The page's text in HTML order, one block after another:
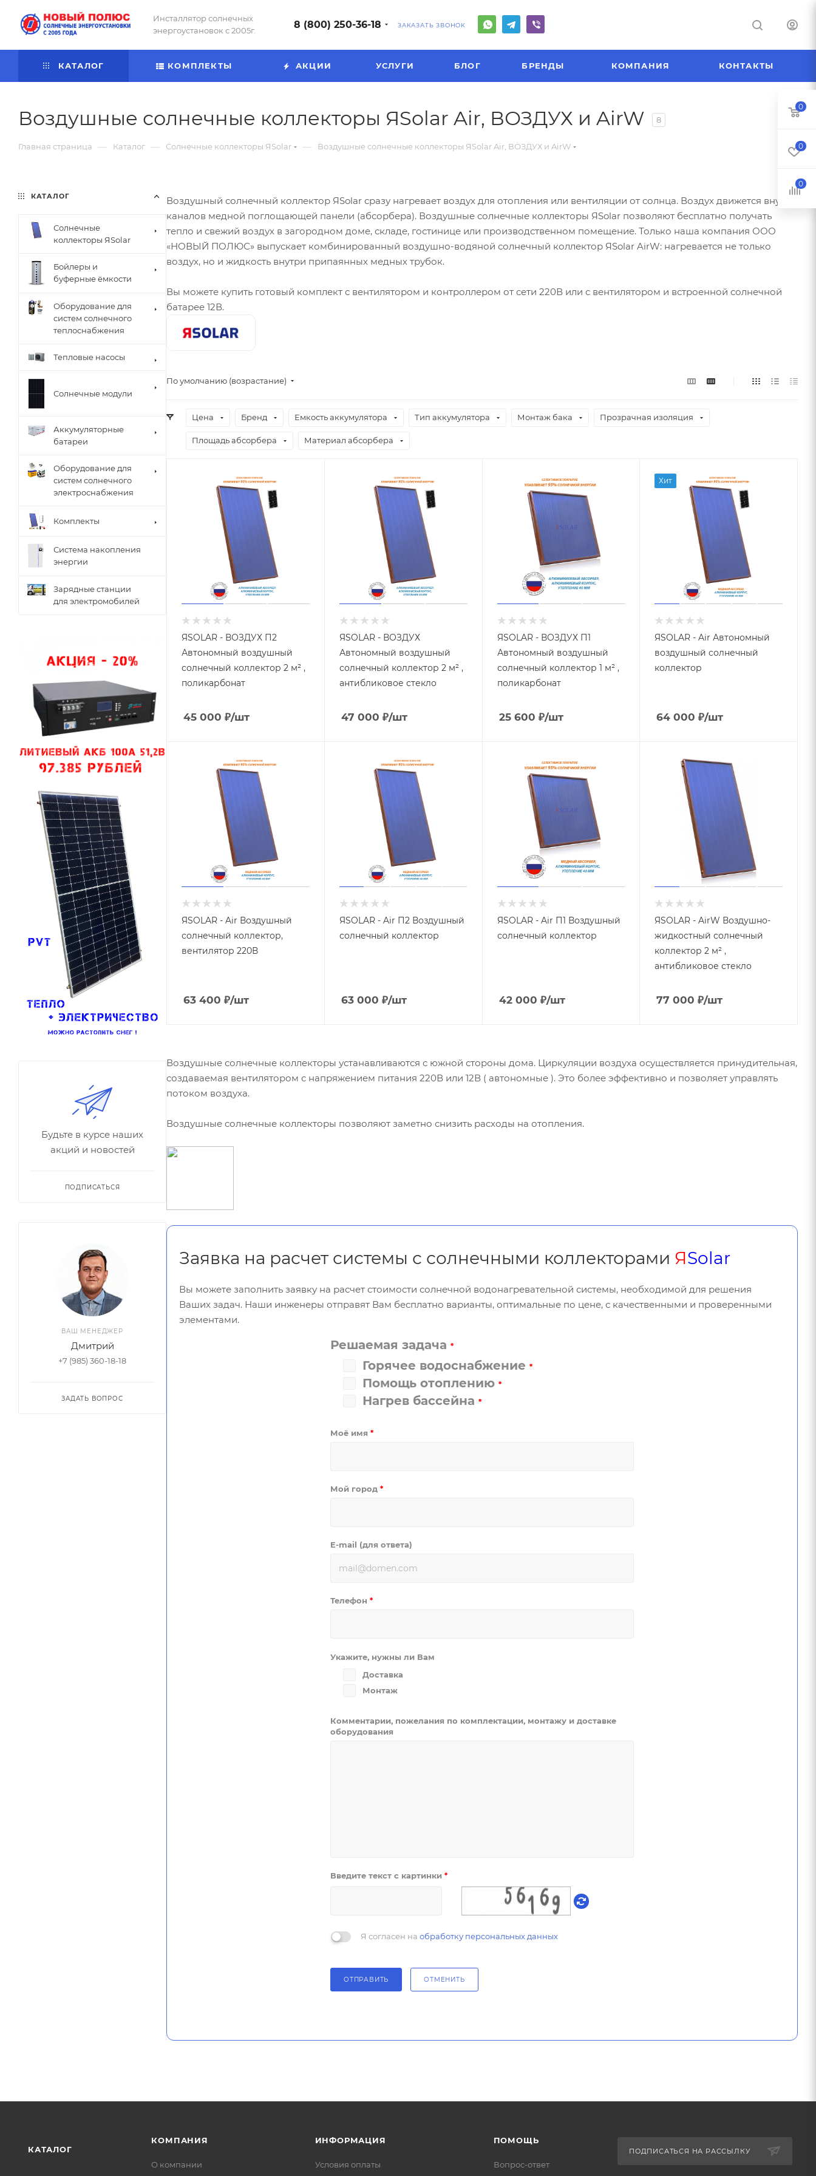
Инсталлятор солнечных
энергоустановок с 2005г.
8 (800) 250-36-18 ЗАКАЗАТЬ ЗВОНОК
КАТАЛОГ КОМПЛЕКТЫ АКЦИИ УСЛУГИ БЛОГ БРЕНДЫ КОМПАНИЯ КОНТАКТЫ
Воздушные солнечные коллекторы ЯSolar Air, ВОЗДУХ и AirW 8
Главная страница — Каталог — Солнечные коллекторы ЯSolar — Воздушные солнечные коллекторы ЯSolar Air, ВОЗДУХ и AirW
Воздушный солнечный коллектор ЯSolar сразу нагревает воздух для отопления или вентиляции от солнца. Воздух движется внутри
каналов медной поглощающей панели (абсорбера). Воздушные солнечные коллекторы ЯSolar позволяют бесплатно получать
тепло и свежий воздух в загородном доме, складе, гостинице или производственном помещение. Только наша компания ООО
«НОВЫЙ ПОЛЮС» выпускает комбинированный воздушно-водяной солнечный коллектор ЯSolar AirW: нагревается не только
воздух, но и жидкость внутри припаянных медных трубок.
Вы можете купить готовый комплект с вентилятором и контроллером от сети 220В или с вентилятором и встроенной солнечной
батарее 12В.
По умолчанию (возрастание)
Цена Бренд Емкость аккумулятора Тип аккумулятора Монтаж бака Прозрачная изоляция
Площадь абсорбера Материал абсорбера
ЯSOLAR - ВОЗДУХ П2
Автономный воздушный
солнечный коллектор 2 м² ,
поликарбонат
45 000 ₽/шт
ЯSOLAR - ВОЗДУХ
Автономный воздушный
солнечный коллектор 2 м² ,
антибликовое стекло
47 000 ₽/шт
ЯSOLAR - ВОЗДУХ П1
Автономный воздушный
солнечный коллектор 1 м² ,
поликарбонат
25 600 ₽/шт
Хит
ЯSOLAR - Air Автономный
воздушный солнечный
коллектор
64 000 ₽/шт
ЯSOLAR - Air Воздушный
солнечный коллектор,
вентилятор 220В
63 400 ₽/шт
ЯSOLAR - Air П2 Воздушный
солнечный коллектор
63 000 ₽/шт
ЯSOLAR - Air П1 Воздушный
солнечный коллектор
42 000 ₽/шт
ЯSOLAR - AirW Воздушно-
жидкостный солнечный
коллектор 2 м² ,
антибликовое стекло
77 000 ₽/шт
Воздушные солнечные коллекторы устанавливаются с южной стороны дома. Циркуляции воздуха осуществляется принудительная,
создаваемая вентилятором с напряжением питания 220В или 12В ( автономные ). Это более эффективно и позволяет управлять
потоком воздуха.
Воздушные солнечные коллекторы позволяют заметно снизить расходы на отопления.
Заявка на расчет системы с солнечными коллекторами ЯSolar
Вы можете заполнить заявку на расчет стоимости солнечной водонагревательной системы, необходимой для решения
Ваших задач. Наши инженеры отправят Вам бесплатно варианты, оптимальные по цене, с качественными и проверенными
элементами.
Решаемая задача *
Горячее водоснабжение *
Помощь отоплению *
Нагрев бассейна *
Моё имя *
Мой город *
E-mail (для ответа)
Телефон *
Укажите, нужны ли Вам
Доставка
Монтаж
Комментарии, пожелания по комплектации, монтажу и доставке
оборудования
Введите текст с картинки *
Я согласен на обработку персональных данных
ОТПРАВИТЬ ОТМЕНИТЬ
КАТАЛОГ
Солнечные
коллекторы ЯSolar
Бойлеры и
буферные ёмкости
Оборудование для
систем солнечного
теплоснабжения
Тепловые насосы
Солнечные модули
Аккумуляторные
батареи
Оборудование для
систем солнечного
электроснабжения
Комплекты
Система накопления
энергии
Зарядные станции
для электромобилей
Будьте в курсе наших
акций и новостей
ПОДПИСАТЬСЯ
ВАШ МЕНЕДЖЕР
Дмитрий
+7 (985) 360-18-18
ЗАДАТЬ ВОПРОС
КАТАЛОГ
КОМПАНИЯ
О компании
ИНФОРМАЦИЯ
Условия оплаты
ПОМОЩЬ
Вопрос-ответ
ПОДПИСАТЬСЯ НА РАССЫЛКУ
0
0
0